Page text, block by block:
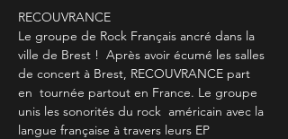
RECOUVRANCE
Le groupe de Rock Français ancré dans la
ville de Brest !  Après avoir écumé les salles
de concert à Brest, RECOUVRANCE part
en  tournée partout en France. Le groupe
unis les sonorités du rock  américain avec la
langue française à travers leurs EP